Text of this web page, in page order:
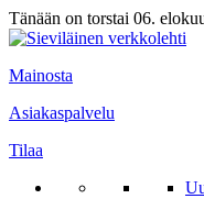
Tänään on torstai 06.
Mainosta
Asiakaspalvelu
Tilaa